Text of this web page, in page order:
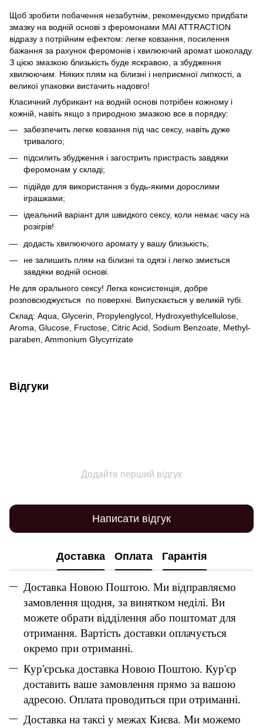
Щоб зробити побачення незабутнім, рекомендуємо придбати
змазку на водній основі з феромонами MAI ATTRACTION
відразу з потрійним ефектом: легке ковзання, посилення
бажання за рахунок феромонів і хвилюючий аромат шоколаду.
З цією змазкою близькість буде яскравою, а збудження
хвилюючим. Ніяких плям на білизні і неприємної липкості, а
великої упаковки вистачить надовго!
Класичний лубрикант на водній основі потрібен кожному і
кожній, навіть якщо з природною змазкою все в порядку:
забезпечить легке ковзання під час сексу, навіть дуже
тривалого;
підсилить збудження і загострить пристрасть завдяки
феромонам у складі;
підійде для використання з будь-якими дорослими
іграшками;
ідеальний варіант для швидкого сексу, коли немає часу на
розігрів!
додасть хвилюючого аромату у вашу близькість;
не залишить плям на білизні та одязі і легко змиється
завдяки водній основі.
Не для орального сексу! Легка консистенція, добре
розповсюджується по поверхні. Випускається у великій тубі.
Склад: Aqua, Glycerin, Propylenglycol, Hydroxyethylcellulose,
Aroma, Glucose, Fructose, Citric Acid, Sodium Benzoate, Methyl-
paraben, Ammonium Glycyrrizate
Відгуки
Додайте перший відгук
Написати відгук
Доставка Оплата Гарантія
Доставка Новою Поштою. Ми відправляємо
замовлення щодня, за винятком неділі. Ви
можете обрати відділення або поштомат для
отримання. Вартість доставки оплачується
окремо при отриманні.
Кур'єрська доставка Новою Поштою. Кур'єр
доставить ваше замовлення прямо за вашою
адресою. Оплата проводиться при отриманні.
Доставка на таксі у межах Києва. Ми можемо